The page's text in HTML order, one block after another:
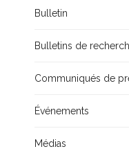
Bulletin
Bulletins de
Communiqués de
Événements
Médias